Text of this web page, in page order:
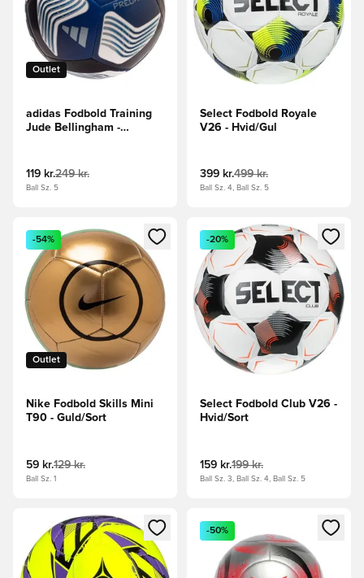
Outlet
adidas Fodbold Training
Jude Bellingham -
119 kr.249 kr.
Ball Sz. 5
Select Fodbold Royale
V26 - Hvid/Gul
399 kr.499 kr.
Ball Sz. 4, Ball Sz. 5
Åbner en Modal til at logge ind eller tilmelde dig som
Outlet
-54%
Nike Fodbold Skills Mini
T90 - Guld/Sort
59 kr.129 kr.
Ball Sz. 1
Åbner en Modal til at logge
-20%
Select Fodbold Club V26 -
Hvid/Sort
159 kr.199 kr.
Ball Sz. 3, Ball Sz. 4, Ball Sz. 5
Åbner en Modal til at logge ind eller tilmelde dig som
Åbner en Modal til at logge
-50%